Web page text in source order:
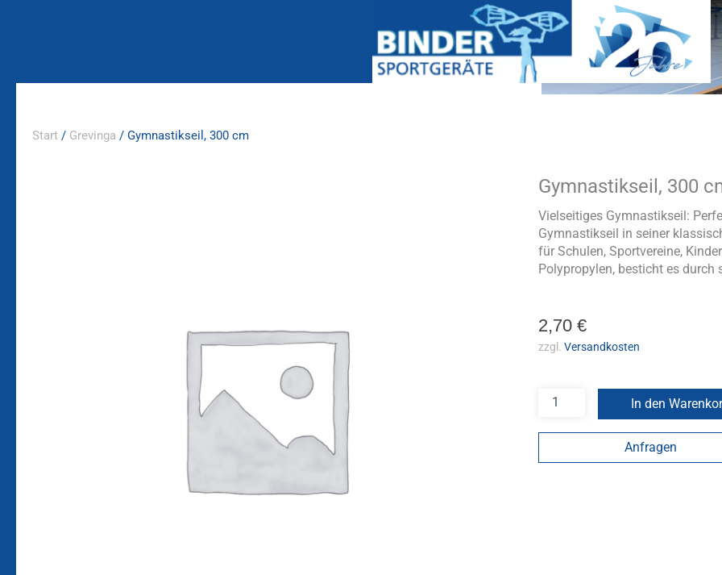
Start / Grevinga / Gymnastikseil, 300 cm
Gymnastikseil, 300
Vielseitiges Gymnastikseil:
Gymnastikseil in seiner
für Schulen, Sportvereine,
Polypropylen, besticht es durch
2,70 €
zzgl. Versandkosten
Gymnastikseil,
300
cm
Menge
In den
Anfragen